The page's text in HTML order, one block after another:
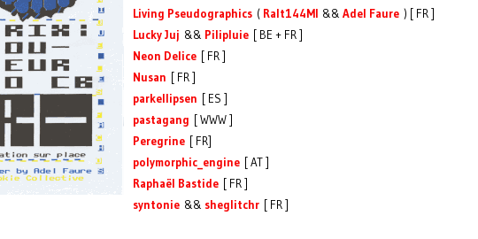
Living Pseudographics ( Ralt144MI && Adel Faure ) [ FR ]
Lucky Juj && Pilipluie [ BE + FR ]
Neon Delice [ FR ]
Nusan [ FR ]
parkellipsen [ ES ]
pastagang [ WWW ]
Peregrine [ FR]
polymorphic_engine [ AT ]
Raphaël Bastide [ FR ]
syntonie && sheglitchr [ FR ]